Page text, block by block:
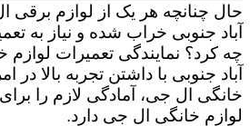
حال چنانچه هر یک از لوازم
آباد جنوبی خراب شده و نیاز به
چه کرد؟ نمایندگی تعمیرات
آباد جنوبی با داشتن تجربه بالا در
خانگی ال جی، آمادگی لازم را
لوازم خانگی ال جی دارد.